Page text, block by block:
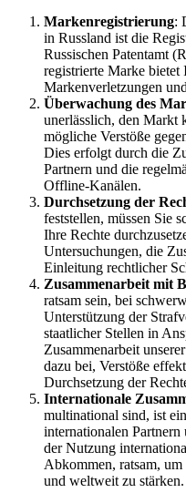
Markenregistrierung:
in Russland ist die
Russischen Patentamt
registrierte Marke
Markenverletzungen
Überwachung des
unerlässlich, den Markt
mögliche Verstöße
Dies erfolgt durch die
Partnern und die
Offline-Kanälen.
Durchsetzung der
feststellen, müssen Sie
Ihre Rechte
Untersuchungen, die
Einleitung rechtlicher
Zusammenarbeit mit
ratsam sein, bei
Unterstützung der
staatlicher Stellen in
Zusammenarbeit
dazu bei, Verstöße
Durchsetzung der
Internationale
multinational sind, ist
internationalen
der Nutzung
Abkommen, ratsam,
und weltweit zu stärken.